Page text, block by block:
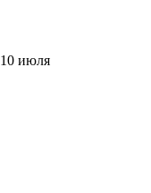
10 июля